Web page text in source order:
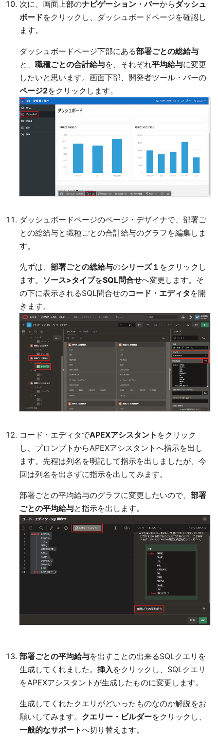
次に、画面上部のナビゲーション・バーからダッシュ
ボードをクリックし、ダッシュボードページを確認し
ます。
ダッシュボードページ下部にある部署ごとの総給与
と、 職種ごとの合計給与を、それぞれ平均給与に変更
したいと思います。画面下部、開発者ツール・バーの
ページ2をクリックします。
ダッシュボードページのページ・デザイナで、部署ご
との総給与と職種ごとの合計給与のグラフを編集しま
す。
先ずは、 部署ごとの総給与のシリーズ１ をクリックし
ます。 ソース>タイプをSQL問合せへ変更します。そ
の下に表示されるSQL問合せのコード・エディタ を開
きます。
コード・エディタでAPEXアシスタント をクリック
し、プロンプトからAPEXアシスタントへ指示を出し
ます。先程は列名を明記して指示を出しましたが、今
回は列名を出さずに指示を出してみます。
部署ごとの平均給与のグラフに変更したいので、 部署
ごとの平均給与と指示を出します。
部署ごとの平均給与を出すことの出来るSQLクエリを
生成してくれました。 挿入をクリックし、SQLクエリ
をAPEXアシスタントが生成したものに変更します。
生成してくれたクエリがどいったものなのか解説をお
願いしてみます。 クエリー・ビルダーをクリックし、
一般的なサポートへ切り替えます。